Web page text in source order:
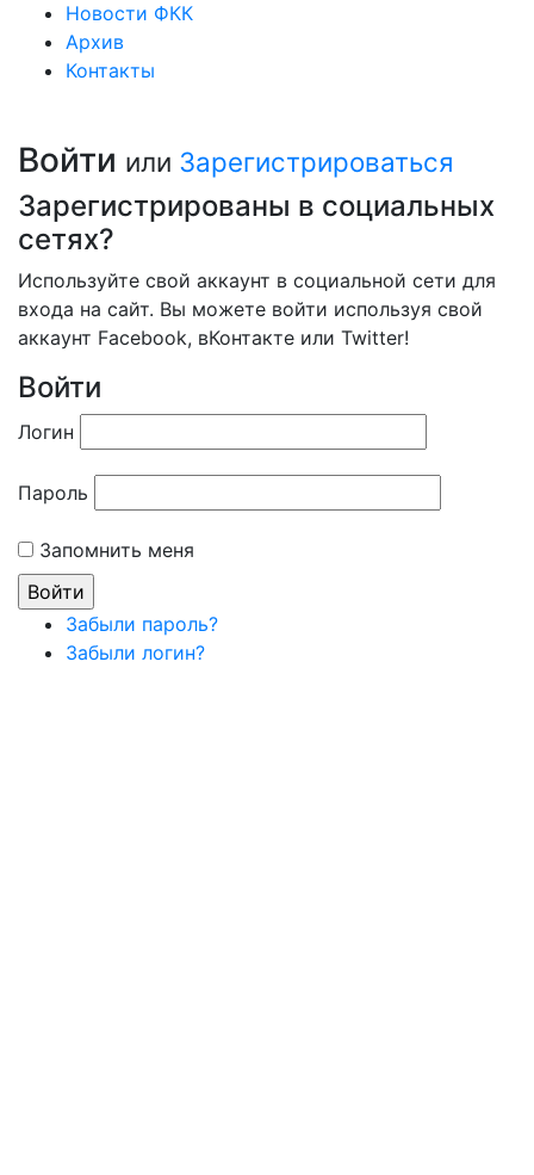
Новости ФКК
Архив
Контакты
Войти или Зарегистрироваться
Зарегистрированы в социальных
сетях?
Используйте свой аккаунт в социальной сети для
входа на сайт. Вы можете войти используя свой
аккаунт Facebook, вКонтакте или Twitter!
Войти
Логин
Пароль
Запомнить меня
Забыли пароль?
Забыли логин?